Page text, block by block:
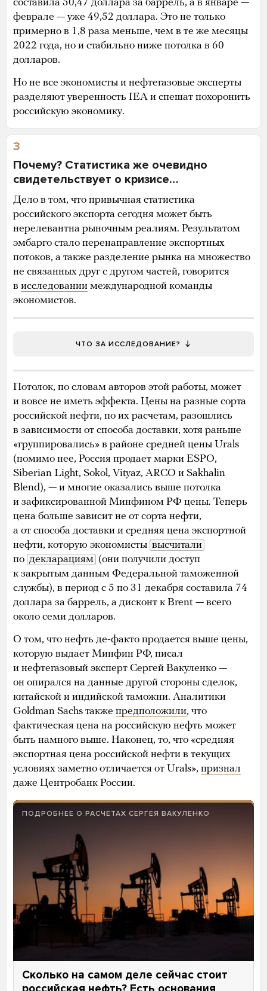
составила 50,47 доллара за баррель, а в январе —
феврале — уже 49,52 доллара. Это не только
примерно в 1,8 раза меньше, чем в те же месяцы
2022 года, но и стабильно ниже потолка в 60
долларов.
Но не все экономисты и нефтегазовые эксперты
разделяют уверенность IEA и спешат похоронить
российскую экономику.
3
Почему? Статистика же очевидно
свидетельствует о кризисе…
Дело в том, что привычная статистика
российского экспорта сегодня может быть
нерелевантна рыночным реалиям. Результатом
эмбарго стало перенаправление экспортных
потоков, а также разделение рынка на множество
не связанных друг с другом частей, говорится
в исследовании международной команды
экономистов.
ЧТО ЗА ИССЛЕДОВАНИЕ?
Потолок, по словам авторов этой работы, может
и вовсе не иметь эффекта. Цены на разные сорта
российской нефти, по их расчетам, разошлись
в зависимости от способа доставки, хотя раньше
«группировались» в районе средней цены Urals
(помимо нее, Россия продает марки ESPO,
Siberian Light, Sokol, Vityaz, ARCO и Sakhalin
Blend), — и многие оказались выше потолка
и зафиксированной Минфином РФ цены. Теперь
цена больше зависит не от сорта нефти,
а от способа доставки и средняя цена экспортной
нефти, которую экономисты высчитали
по декларациям (они получили доступ
к закрытым данным Федеральной таможенной
службы), в период с 5 по 31 декабря составила 74
доллара за баррель, а дисконт к Brent — всего
около семи долларов.
О том, что нефть де-факто продается выше цены,
которую выдает Минфин РФ, писал
и нефтегазовый эксперт Сергей Вакуленко —
он опирался на данные другой стороны сделок,
китайской и индийской таможни. Аналитики
Goldman Sachs также предположили, что
фактическая цена на российскую нефть может
быть намного выше. Наконец, то, что «средняя
экспортная цена российской нефти в текущих
условиях заметно отличается от Urals», признал
даже Центробанк России.
ПОДРОБНЕЕ О РАСЧЕТАХ СЕРГЕЯ ВАКУЛЕНКО
Сколько на самом деле сейчас стоит